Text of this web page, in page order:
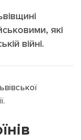
які
війні.